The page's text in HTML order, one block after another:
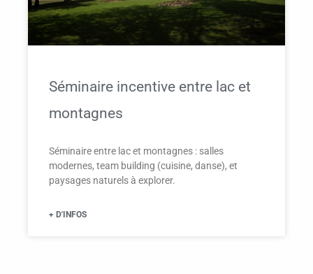
Séminaire incentive entre lac et
montagnes
Séminaire entre lac et montagnes : salles
modernes, team building (cuisine, danse), et
paysages naturels à explorer.
+ D'INFOS